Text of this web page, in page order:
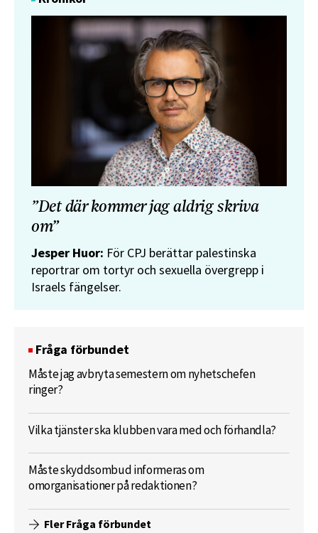
”Det där kommer jag aldrig skriva
om”
Jesper Huor: För CPJ berättar palestinska
reportrar om tortyr och sexuella övergrepp i
Israels fängelser.
Fråga förbundet
Måste jag avbryta semestern om nyhetschefen
ringer?
Vilka tjänster ska klubben vara med och förhandla?
Måste skyddsombud informeras om
omorganisationer på redaktionen?
Fler Fråga förbundet